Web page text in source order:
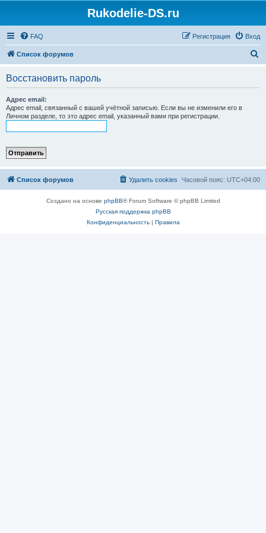
Rukodelie-DS.ru
FAQ Вход
Регистрация
Список форумов
Восстановить пароль
Адрес email:
Адрес email, связанный с вашей учётной записью. Если вы не изменили его в
Личном разделе, то это адрес email, указанный вами при регистрации.
Список форумов Часовой пояс: UTC+04:00
Удалить cookies
Создано на основе phpBB® Forum Software © phpBB Limited
Русская поддержка phpBB
Конфиденциальность| Правила